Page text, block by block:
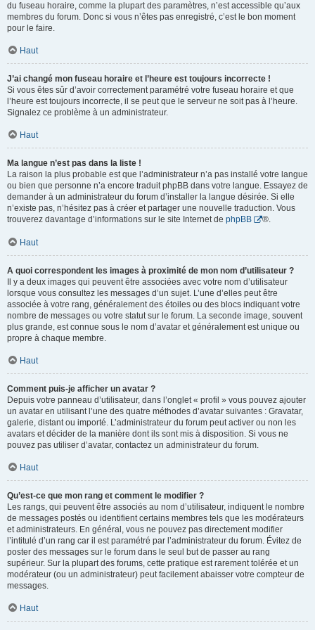
du fuseau horaire, comme la plupart des paramètres, n’est accessible qu’aux
membres du forum. Donc si vous n’êtes pas enregistré, c’est le bon moment
pour le faire.
Haut
J’ai changé mon fuseau horaire et l’heure est toujours incorrecte !
Si vous êtes sûr d’avoir correctement paramétré votre fuseau horaire et que
l’heure est toujours incorrecte, il se peut que le serveur ne soit pas à l’heure.
Signalez ce problème à un administrateur.
Haut
Ma langue n’est pas dans la liste !
La raison la plus probable est que l’administrateur n’a pas installé votre langue
ou bien que personne n’a encore traduit phpBB dans votre langue. Essayez de
demander à un administrateur du forum d’installer la langue désirée. Si elle
n’existe pas, n’hésitez pas à créer et partager une nouvelle traduction. Vous
trouverez davantage d’informations sur le site Internet de phpBB ®.
Haut
A quoi correspondent les images à proximité de mon nom d’utilisateur ?
Il y a deux images qui peuvent être associées avec votre nom d’utilisateur
lorsque vous consultez les messages d’un sujet. L’une d’elles peut être
associée à votre rang, généralement des étoiles ou des blocs indiquant votre
nombre de messages ou votre statut sur le forum. La seconde image, souvent
plus grande, est connue sous le nom d’avatar et généralement est unique ou
propre à chaque membre.
Haut
Comment puis-je afficher un avatar ?
Depuis votre panneau d’utilisateur, dans l’onglet « profil » vous pouvez ajouter
un avatar en utilisant l’une des quatre méthodes d’avatar suivantes : Gravatar,
galerie, distant ou importé. L’administrateur du forum peut activer ou non les
avatars et décider de la manière dont ils sont mis à disposition. Si vous ne
pouvez pas utiliser d’avatar, contactez un administrateur du forum.
Haut
Qu’est-ce que mon rang et comment le modifier ?
Les rangs, qui peuvent être associés au nom d’utilisateur, indiquent le nombre
de messages postés ou identifient certains membres tels que les modérateurs
et administrateurs. En général, vous ne pouvez pas directement modifier
l’intitulé d’un rang car il est paramétré par l’administrateur du forum. Évitez de
poster des messages sur le forum dans le seul but de passer au rang
supérieur. Sur la plupart des forums, cette pratique est rarement tolérée et un
modérateur (ou un administrateur) peut facilement abaisser votre compteur de
messages.
Haut